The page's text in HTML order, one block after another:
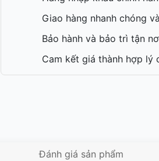
Giao hàng nhanh chóng
Bảo hành và bảo trì tận
Cam kết giá thành hợp lý
Đánh giá sản phẩm